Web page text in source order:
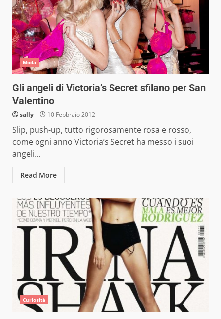
Moda
Gli angeli di Victoria’s Secret sfilano per San
Valentino
sally 10 Febbraio 2012
Slip, push-up, tutto rigorosamente rosa e rosso,
come ogni anno Victoria’s Secret ha messo i suoi
angeli...
Read More
Curiosità